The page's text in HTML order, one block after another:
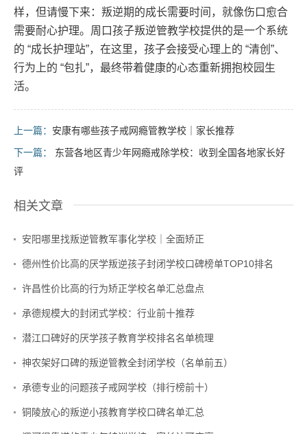
样，但请慢下来：叛逆期的成长需要时间，就像伤口愈合
需要耐心护理。周口孩子叛逆管教学校提供的是一个系统
的 “成长护理站”，在这里，孩子会接受心理上的 “清创”、
行为上的 “包扎”，最终带着健康的心态重新拥抱校园生
活。
上一篇： 安康有哪些孩子戒网瘾管教学校｜家长推荐
下一篇：
东营各地区青少年网瘾戒除学校：收到全国各地家长好
评
相关文章
安阳哪里找叛逆管教军事化学校｜全面矫正
德州性价比高的厌学叛逆孩子封闭学校口碑榜单TOP10排名
许昌性价比高的行为矫正学校名单汇总盘点
承德规模大的封闭式学校：行业前十推荐
潜江口碑好的厌学孩子教育学校排名名单梳理
神农架好口碑的叛逆管教全封闭学校（名单前五）
承德专业的问题孩子戒网学校（排行榜前十）
铜陵放心的叛逆小孩教育学校口碑名单汇总